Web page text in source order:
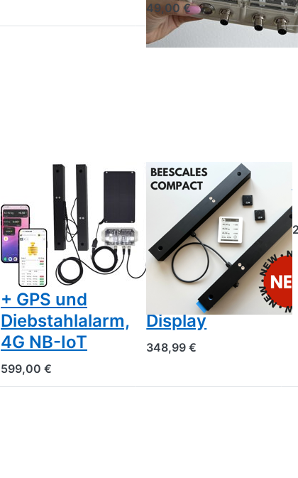
49,00 €
Bienenstockwaage
zum
Monitoring
von zwei
Bienenstöcken
+ GPS und
Diebstahlalarm,
4G NB-IoT
599,00 €
BEESCALES
Beescales
Compact
für ein
Bienenvolk mit
drahtlosem
Display
348,99 €